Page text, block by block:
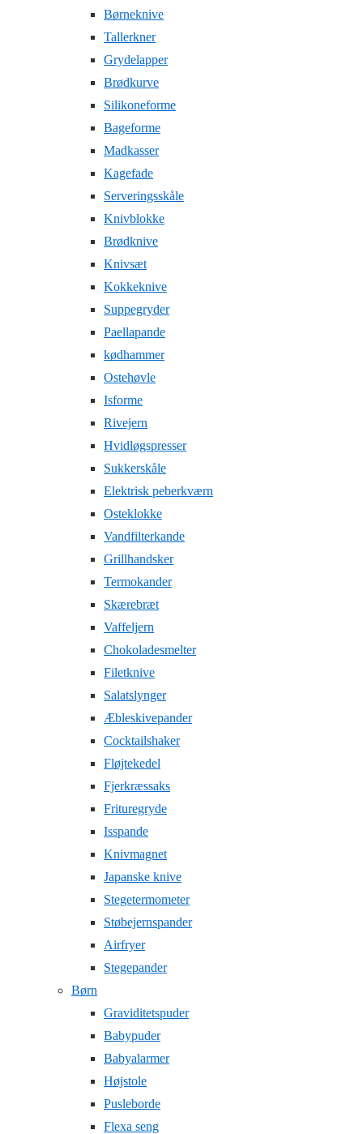
Børneknive
Tallerkner
Grydelapper
Brødkurve
Silikoneforme
Bageforme
Madkasser
Kagefade
Serveringsskåle
Knivblokke
Brødknive
Knivsæt
Kokkeknive
Suppegryder
Paellapande
kødhammer
Ostehøvle
Isforme
Rivejern
Hvidløgspresser
Sukkerskåle
Elektrisk peberkværn
Osteklokke
Vandfilterkande
Grillhandsker
Termokander
Skærebræt
Vaffeljern
Chokoladesmelter
Filetknive
Salatslynger
Æbleskivepander
Cocktailshaker
Fløjtekedel
Fjerkræssaks
Frituregryde
Isspande
Knivmagnet
Japanske knive
Stegetermometer
Støbejernspander
Airfryer
Stegepander
Børn
Graviditetspuder
Babypuder
Babyalarmer
Højstole
Pusleborde
Flexa seng